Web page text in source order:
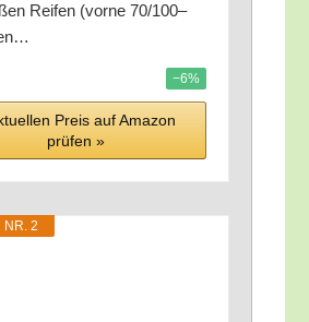
Rei­fen (vor­ne 70/100–
−6%
Preis auf Ama­zon
prü­fen »
NR. 2